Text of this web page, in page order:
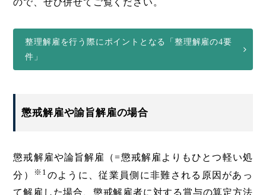
ので、ぜひ併せてご覧ください。
整理解雇を行う際にポイントとなる「整理解雇の4要
件」
懲戒解雇や諭旨解雇の場合
懲戒解雇や論旨解雇（=懲戒解雇よりもひとつ軽い処
分）
※1 のように、従業員側に非難される原因があっ
て解雇した場合、懲戒解雇者に対する賞与の算定方法